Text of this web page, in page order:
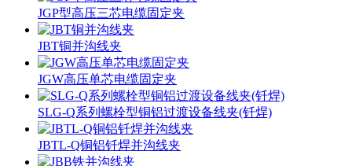
JGP型高压三芯电缆固定夹
JBT铜并沟线夹
JGW高压单芯电缆固定夹
SLG-Q系列螺栓型铜铝过渡设备线夹(钎焊)
JBTL-Q铜铝钎焊并沟线夹